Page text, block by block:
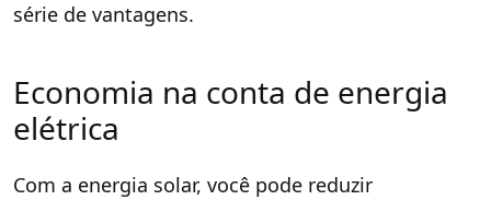
série de vantagens.
Economia na conta de energia
elétrica
Com a energia solar, você pode reduzir